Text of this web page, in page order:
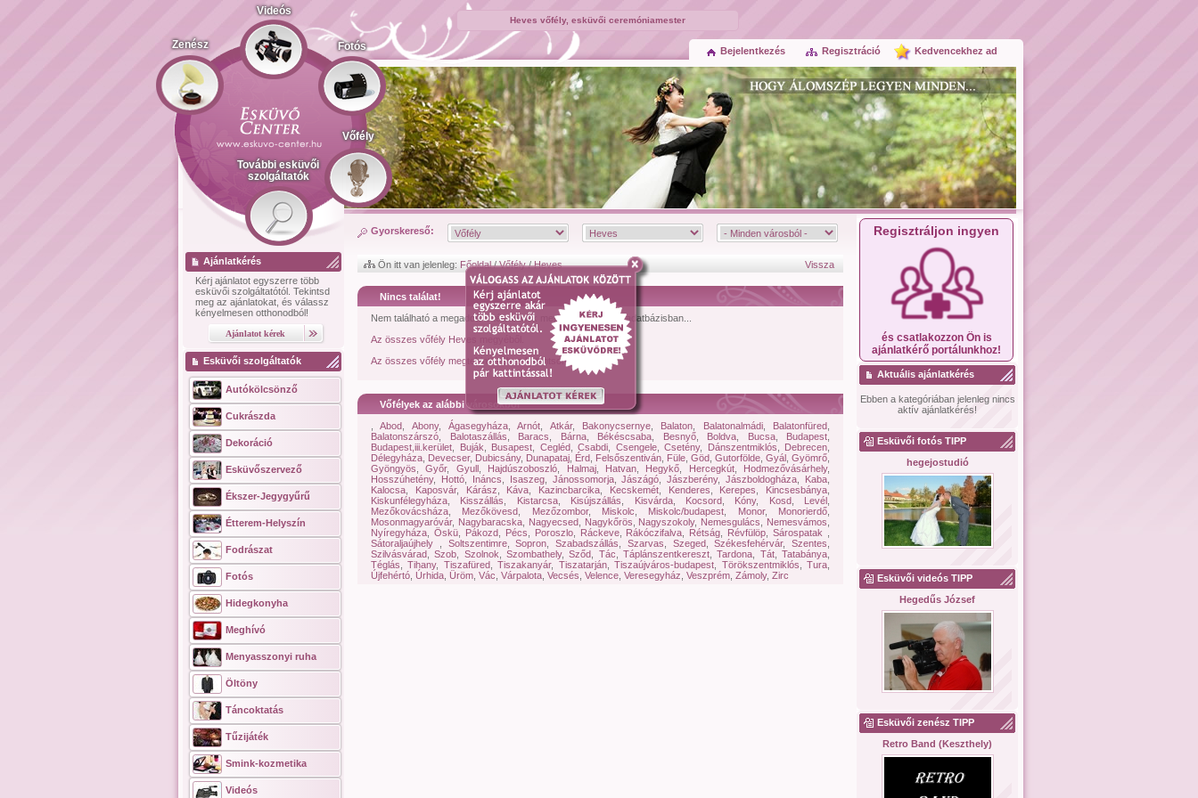
Heves vőfély, esküvői ceremóniamester
Zenész
Videós
Fotós
Vőfély
További esküvői
szolgáltatók
Kedvencekhez ad
Regisztráció
Bejelentkezés
Ajánlatkérés
Kérj ajánlatot egyszerre több
esküvői szolgáltatótól. Tekintsd
meg az ajánlatokat, és válassz
kényelmesen otthonodból!
Esküvői szolgáltatók
Autókölcsönző
Cukrászda
Dekoráció
Esküvőszervező
Ékszer-Jegygyűrű
Étterem-Helyszín
Fodrászat
Fotós
Hidegkonyha
Meghívó
Menyasszonyi ruha
Öltöny
Táncoktatás
Tűzijáték
Smink-kozmetika
Videós
Gyorskereső:
Ön itt van jelenleg: Főoldal/Vőfély/Heves Vissza
Nincs találat!
Nem található a megadott feltételeknek megfelelő vőfély az adatbázisban...
Az összes vőfély Heves megyéből.
Az összes vőfély megtekintéséhez kattintson ide!
Vőfélyek az alábbi városokból
,Abod Abony,Ágasegyháza ,Arnót Atkár, Bakonycsernye Balaton Balatonalmádi, Balatonfüred
Balatonszárszó
Balotaszállás Baracs Bárna, Békéscsaba Besnyő, Boldva Bucsa, Budapest
Budapest,iii.kerület
Buják Busapest Cegléd, Csabdi Csengele, Csetény, Dánszentmiklós Debrecen
Délegyháza Devecser, Dubicsány, Dunapataj Érd Felsőszentiván Füle Göd Gutorfölde Gyál Gyömrő
Gyöngyös ,Győr, Gyull, Hajdúszoboszló Halmaj, Hatvan, Hegykő Hercegkút, Hodmezővásárhely,
Hosszúhetény, Hottó, Ináncs Isaszeg, Jánossomorja,Jászágó ,Jászberény,Jászboldogháza Kaba
Kalocsa
Kaposvár, Kárász Káva Kazincbarcika Kecskemét, Kenderes Kerepes Kincsesbánya
Kiskunfélegyháza
Kisszállás Kistarcsa, Kisújszállás Kisvárda, Kocsord, Kóny, Kosd, Levél
Mezőkovácsháza
Mezőkövesd Mezőzombor, Miskolc Miskolc/budapest Monor, Monorierdő
Mosonmagyaróvár, Nagybaracska, Nagyecsed, Nagykőrös Nagyszokoly, Nemesgulács Nemesvámos
Nyíregyháza
Öskü, Pákozd, Pécs Poroszlo, Ráckeve, Rákóczifalva Rétság Révfülöp ,Sárospatak
Sátoraljaújhely
Soltszentimre,Sopron Szabadszállás Szarvas Szeged,Székesfehérvár, Szentes
Szilvásvárad ,Szob Szolnok ,Szombathely,Sződ Tác ,Táplánszentkereszt ,Tardona Tát,Tatabánya
Téglás ,Tihany, Tiszafüred,Tiszakanyár, Tiszatarján,Tiszaújváros-budapest Törökszentmiklós ,Tura
Újfehértó Úrhida Üröm Vác Várpalota Vecsés Velence Veresegyház Veszprém Zámoly, Zirc
Regisztráljon ingyen
és csatlakozzon Ön is
ajánlatkérő portálunkhoz!
Aktuális ajánlatkérés
Ebben a kategóriában jelenleg nincs
aktív ajánlatkérés!
Esküvői fotós TIPP
hegejostudió
Esküvői videós TIPP
Hegedűs József
Esküvői zenész TIPP
Retro Band (Keszthely)